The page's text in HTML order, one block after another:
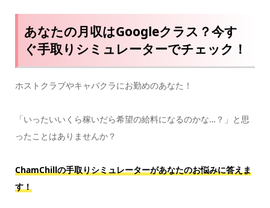
あなたの月収はGoogleクラス？今す
ぐ手取りシミュレーターでチェック！
ホストクラブやキャバクラにお勤めのあなた！
「いったいいくら稼いだら希望の給料になるのかな…？」と思
ったことはありませんか？
ChamChillの手取りシミュレーターがあなたのお悩みに答えま
す！